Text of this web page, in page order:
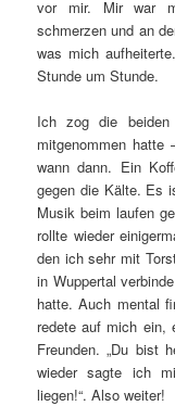
vor mir. Mir war
schmerzen und an
was mich
Stunde um Stunde.
Ich zog die
mitgenommen
wann dann. Ein
gegen die Kälte. Es
Musik beim laufen
rollte wieder
den ich sehr mit
in Wuppertal
hatte. Auch mental
redete auf mich ein,
Freunden. „Du bist
wieder sagte ich
liegen!“. Also weiter!